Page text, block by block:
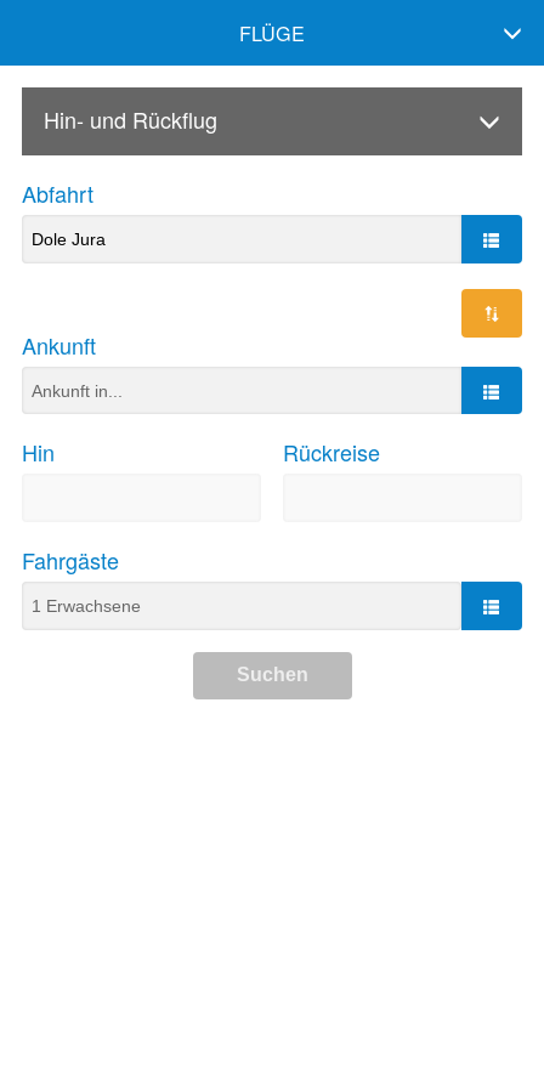
FLÜGE
Hin- und Rückflug
Abfahrt
Ankunft
Hin Rückreise
Fahrgäste
Suchen